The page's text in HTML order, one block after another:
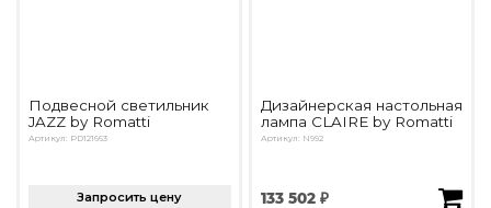
Подвесной светильник
JAZZ by Romatti
Артикул: PD121663
Запросить цену
Дизайнерская настольная
лампа CLAIRE by Romatti
Артикул: N992
133 502 ₽